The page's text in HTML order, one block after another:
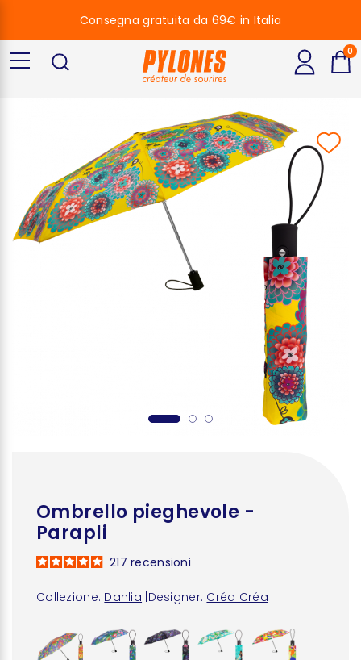
Ombrello pieghevole -
Parapli
Collezione: Dahlia Designer: Créa Créa
217recensioni
Consegna gratuita da 69€ in Italia
0